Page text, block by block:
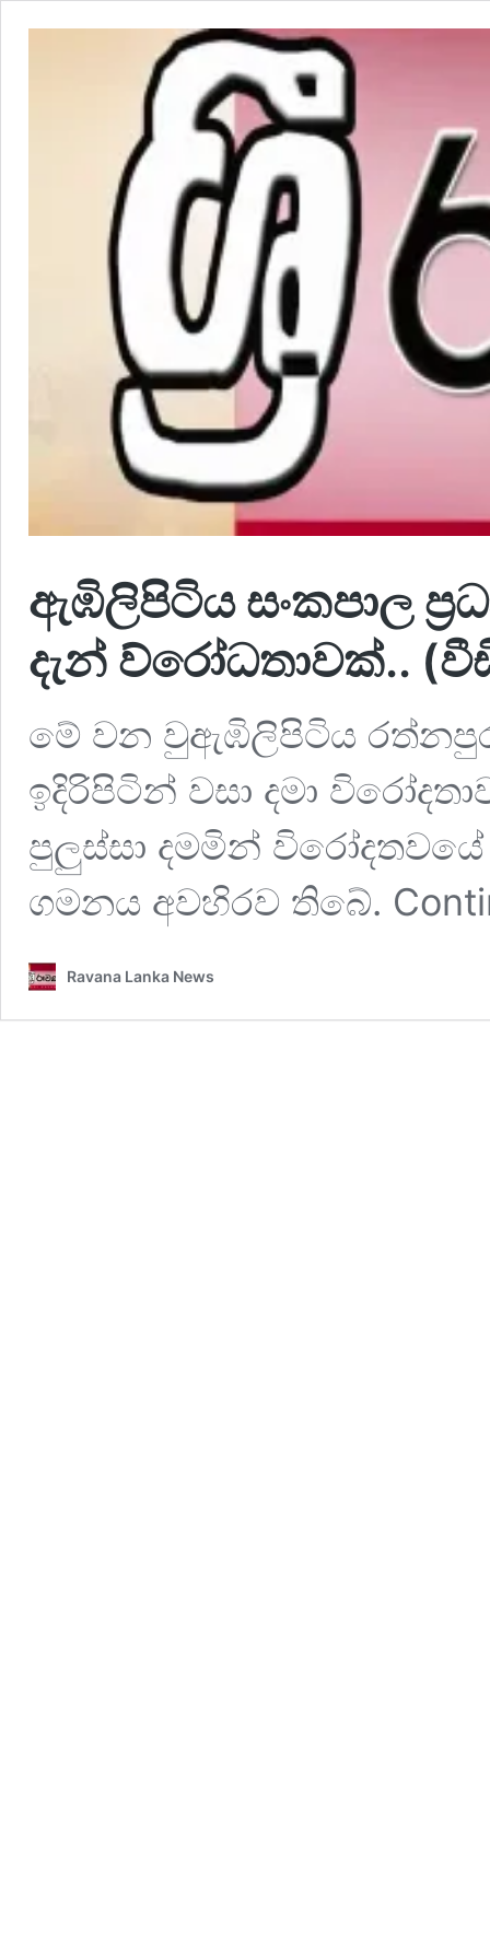
ඇඹිලිපිටිය සංකපාල
දැන් ව්රෝධතාවක්..
මේ වන වුඇඹිලිපිටිය රත්නපුර
ඉදිරිපිටින් වසා දමා
පුලුස්සා දමමින්
ගමනය අවහිරව තිබේ.
Ravana Lanka News